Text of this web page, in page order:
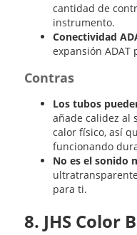
cantidad de
instrumento.
Conectividad
expansión ADAT
Contras
Los tubos
añade calidez al
calor físico, así
funcionando
No es el sonido
para ti.
8. JHS Color